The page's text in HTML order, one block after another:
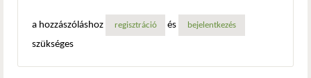
a hozzászóláshoz
regisztráció és bejelentkezés
szükséges